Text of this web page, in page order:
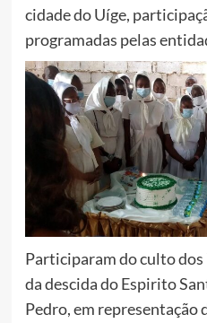
cidade do Uíge,
programadas pelas
Participaram do culto
da descida do Espirito
Pedro, em representação